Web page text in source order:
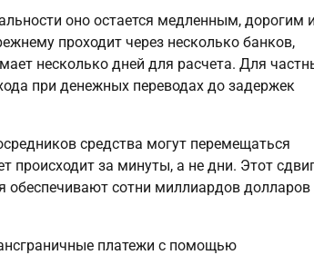
оно остается медленным, дорогим
проходит через несколько банков,
несколько дней для расчета. Для
при денежных переводах до задержек
средства могут перемещаться
за минуты, а не дни. Этот
обеспечивают сотни миллиардов долларов
платежи с помощью